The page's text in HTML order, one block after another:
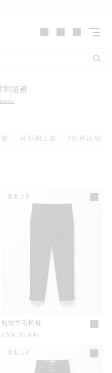
和短裤
衬衫和上衣 T恤和运动衫
粒纹羊毛长裤
CN¥ 10,700
最新上市
最新上市